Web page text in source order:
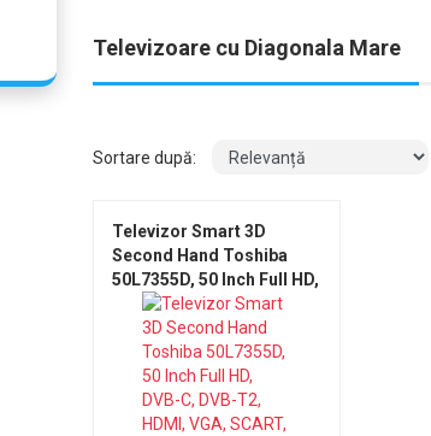
Televizoare cu Diagonala Mare
Sortare după:
Televizor Smart 3D
Second Hand Toshiba
50L7355D, 50 Inch Full HD,
DVB-C, DVB-T2, HDMI,
VGA, SCART, USB, Retea,
Wi-Fi, Fara Telecomanda,
Fara Picior